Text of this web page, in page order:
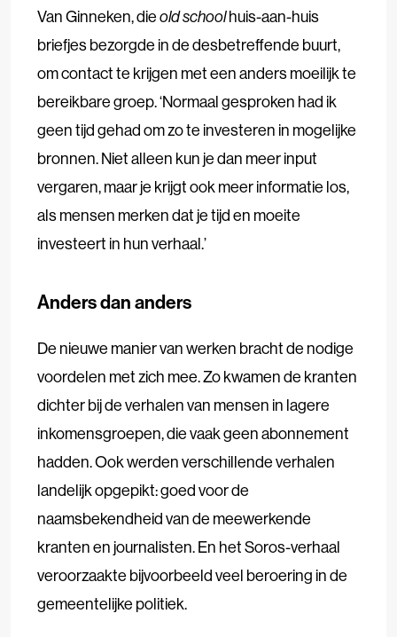
Van Ginneken, dieold schoolhuis-aan-huis
briefjes bezorgde in de desbetreffende buurt,
om contact te krijgen met een anders moeilijk te
bereikbare groep. ‘Normaal gesproken had ik
geen tijd gehad om zo te investeren in mogelijke
bronnen. Niet alleen kun je dan meer input
vergaren, maar je krijgt ook meer informatie los,
als mensen merken dat je tijd en moeite
investeert in hun verhaal.’
Anders dan anders
De nieuwe manier van werken bracht de nodige
voordelen met zich mee. Zo kwamen de kranten
dichter bij de verhalen van mensen in lagere
inkomensgroepen, die vaak geen abonnement
hadden. Ook werden verschillende verhalen
landelijk opgepikt: goed voor de
naamsbekendheid van de meewerkende
kranten en journalisten. En het Soros-verhaal
veroorzaakte bijvoorbeeld veel beroering in de
gemeentelijke politiek.